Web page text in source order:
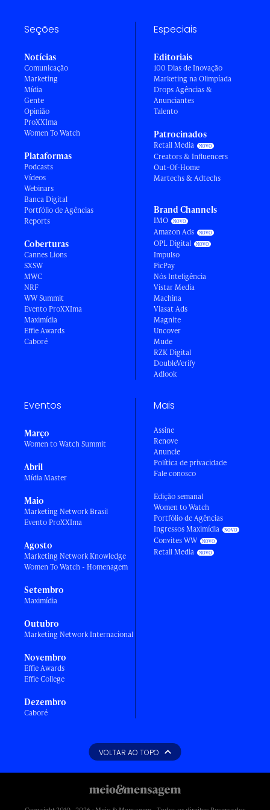
Seções
Notícias
Comunicação
Marketing
Mídia
Gente
Opinião
ProXXIma
Women To Watch
Plataformas
Podcasts
Vídeos
Webinars
Banca Digital
Portfólio de Agências
Reports
Coberturas
Cannes Lions
SXSW
MWC
NRF
WW Summit
Evento ProXXIma
Maximídia
Effie Awards
Caboré
Especiais
Editoriais
100 Dias de Inovação
Marketing na Olimpíada
Drops Agências &
Anunciantes
Talento
Patrocinados
Retail Media
Creators & Influencers
Out-Of-Home
Martechs & Adtechs
Brand Channels
IMO
Amazon Ads
OPL Digital
Impulso
PicPay
Nós Inteligência
Vistar Media
Machina
Viasat Ads
Magnite
Uncover
Mude
RZK Digital
DoubleVerify
Adlook
Eventos
Março
Women to Watch Summit
Abril
Mídia Master
Maio
Marketing Network Brasil
Evento ProXXIma
Agosto
Marketing Network Knowledge
Women To Watch - Homenagem
Setembro
Maximídia
Outubro
Marketing Network Internacional
Novembro
Effie Awards
Effie College
Dezembro
Caboré
Mais
Assine
Renove
Anuncie
Política de privacidade
Fale conosco
Edição semanal
Women to Watch
Portfólio de Agências
Ingressos Maximídia
Convites WW
Retail Media
VOLTAR AO TOPO